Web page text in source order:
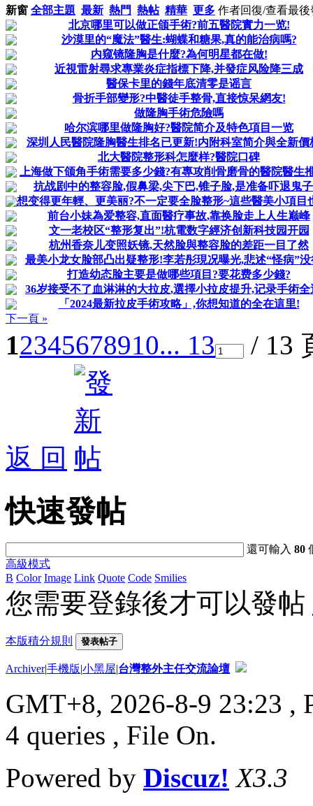
新窗 全部主題 最新 熱門 熱帖 精華 更多 作者回復/查看最後
北京哪里可以做正颌手術?前五醫院實力一览!
沙漠里的“魔法”醫生:蝴蝶和糖果,真的能治病嗎?
内窥镜隆胸是什麼?為何明星都在做!
近視雷射尋求專業炎症指標下降,并發症风险降三成
醫保卡里的錢年底清零是谣言
骨折手部變形?中醫徒手整骨,直接惊呆網友!
做隆胸手術危險嗎
哈尔滨哪里做隆胸好?醫院简介及特色項目一览
深圳人民醫院隆胸醫生排名已更新!内附科室简介與全新價
北大醫院整形科怎麼样?醫院口碑
上海做下颌角手術需要多少錢?有專攻削骨磨骨的醫院醫生
抗战剧中的整容脸,假鼻梁,尖下巴,锥子脸,是准备吓退鬼
想变得更年輕、更美丽?不一定要全脸整形~這些醫美小項目
前台小妹為爱整容,直面醫疗事故,靠换脸走上人生巅峰
文一老校区“整形复出”!杭電数字經济创新科技园开园
杭州香奈儿变照妖镜,天然脸與整容脸的差距一目了然
最美小龙女脸部凸出疑整形!李若彤現况曝光,悲述“怪病”没
打造幼态脸主要是做哪些項目?要花费多少錢?
36岁接受不了血淋淋的大拉皮,選擇小拉皮提升,记录手術全
「2024最新拉皮手術攻略」,你想知道的全在這里!
下一頁 »
12345678910... 13 / 13
返 回
快速發帖
還可輸入80
高級模式
B Color Image Link Quote Code Smilies
您需要登錄後才可以發帖
本版積分規則 發表帖子
Archiver|手機版|小黑屋|台灣整外主任交流論壇
GMT+8, 2026-8-9 23:23 ,
4 queries , File On.
Powered by Discuz! X3.3